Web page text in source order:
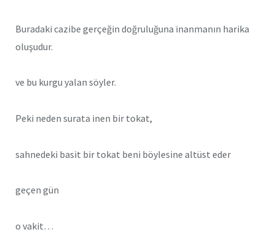
Buradaki cazibe gerçeğin doğruluğuna inanmanın harika
oluşudur.
ve bu kurgu yalan söyler.
Peki neden surata inen bir tokat,
sahnedeki basit bir tokat beni böylesine altüst eder
geçen gün
o vakit…